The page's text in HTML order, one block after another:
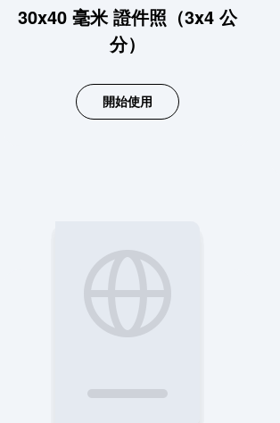
30x40 毫米 證件照（3x4 公
分）
開始使用